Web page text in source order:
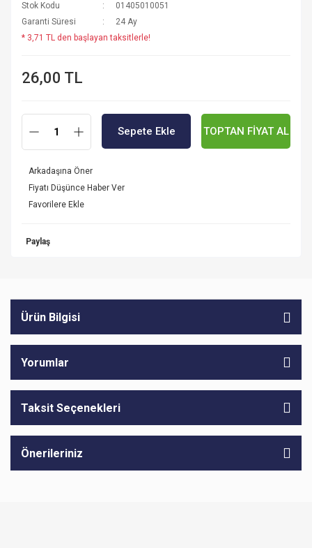
Stok Kodu
01405010051
Garanti Süresi
24 Ay
* 3,71 TL den başlayan taksitlerle!
26,00 TL
Sepete Ekle TOPTAN FİYAT AL
Arkadaşına Öner
Fiyatı Düşünce Haber Ver
Paylaş
Ürün Bilgisi
Yorumlar
Taksit Seçenekleri
Önerileriniz